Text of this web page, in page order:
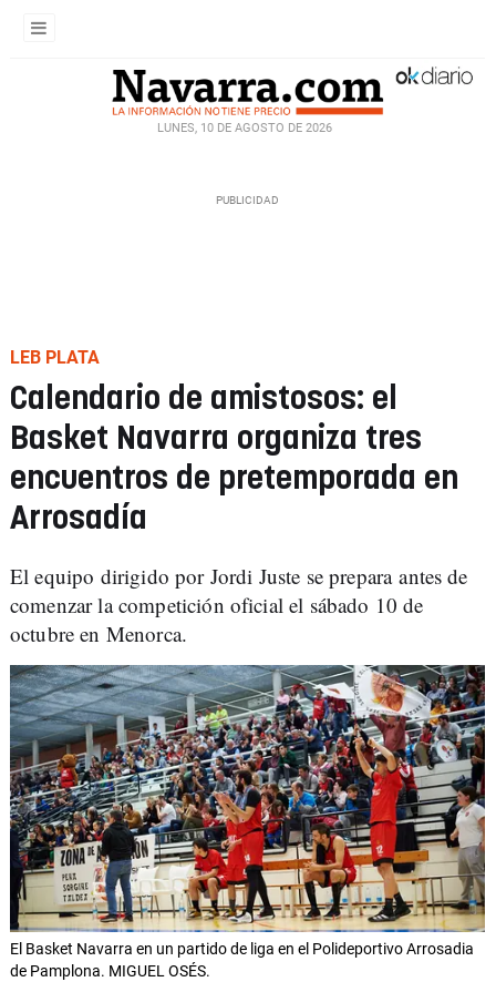
LUNES, 10 DE AGOSTO DE 2026
LEB PLATA
Calendario de amistosos: el
Basket Navarra organiza tres
encuentros de pretemporada en
Arrosadía
El equipo dirigido por Jordi Juste se prepara antes de
comenzar la competición oficial el sábado 10 de
octubre en Menorca.
El Basket Navarra en un partido de liga en el Polideportivo Arrosadia
de Pamplona. MIGUEL OSÉS.